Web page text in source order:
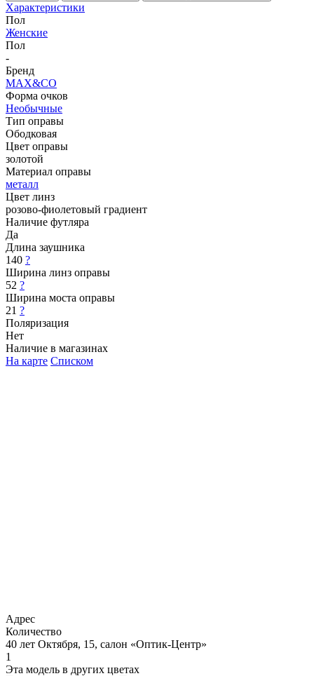
Характеристики
Пол
Женские
Пол
-
Бренд
MAX&CO
Форма очков
Необычные
Тип оправы
Ободковая
Цвет оправы
золотой
Материал оправы
металл
Цвет линз
розово-фиолетовый градиент
Наличие футляра
Да
Длина заушника
140 ?
Ширина линз оправы
52 ?
Ширина моста оправы
21 ?
Поляризация
Нет
Наличие в магазинах
На карте Списком
Адрес
Количество
40 лет Октября, 15, салон «Оптик-Центр»
1
Эта модель в других цветах